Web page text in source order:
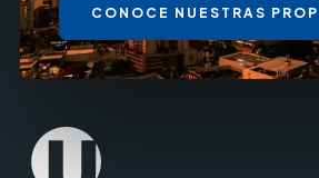
CONOCE NUESTRAS